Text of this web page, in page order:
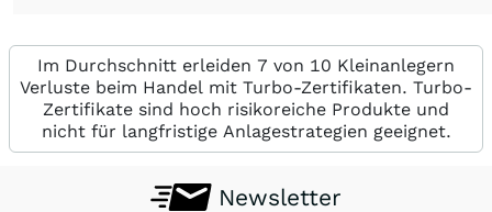
Im Durchschnitt erleiden 7 von 10 Kleinanlegern
Verluste beim Handel mit Turbo-Zertifikaten. Turbo-
Zertifikate sind hoch risikoreiche Produkte und
nicht für langfristige Anlagestrategien geeignet.
Newsletter